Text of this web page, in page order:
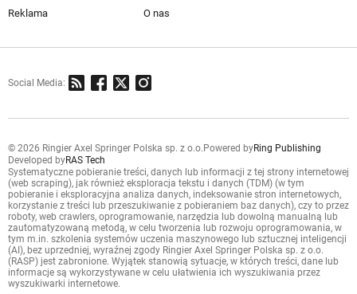
Reklama
O nas
Social Media:
© 2026 Ringier Axel Springer Polska sp. z o.o. Powered byRing Publishing
Developed byRAS Tech
Systematyczne pobieranie treści, danych lub informacji z tej strony internetowej
(web scraping), jak również eksploracja tekstu i danych (TDM) (w tym
pobieranie i eksploracyjna analiza danych, indeksowanie stron internetowych,
korzystanie z treści lub przeszukiwanie z pobieraniem baz danych), czy to przez
roboty, web crawlers, oprogramowanie, narzędzia lub dowolną manualną lub
zautomatyzowaną metodą, w celu tworzenia lub rozwoju oprogramowania, w
tym m.in. szkolenia systemów uczenia maszynowego lub sztucznej inteligencji
(AI), bez uprzedniej, wyraźnej zgody Ringier Axel Springer Polska sp. z o.o.
(RASP) jest zabronione. Wyjątek stanowią sytuacje, w których treści, dane lub
informacje są wykorzystywane w celu ułatwienia ich wyszukiwania przez
wyszukiwarki internetowe.